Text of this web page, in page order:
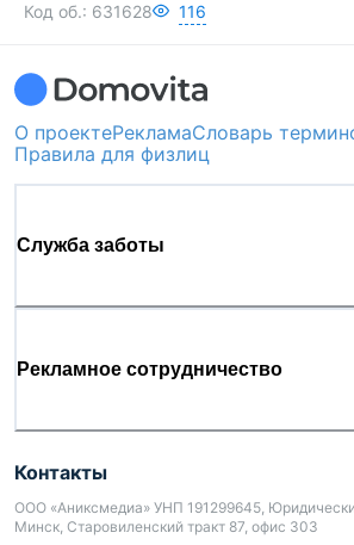
Код об.: 631628 116
О проектеРекламаСловарь
Правила для физлиц
Служба заботы
Рекламное сотрудничество
Контакты
ООО «Аниксмедиа» УНП 191299645,
Минск, Старовиленский тракт 87, офис 303